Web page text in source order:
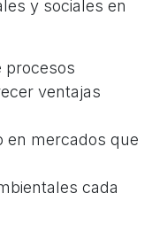
y sociales en
procesos
ventajas
en mercados que
cada